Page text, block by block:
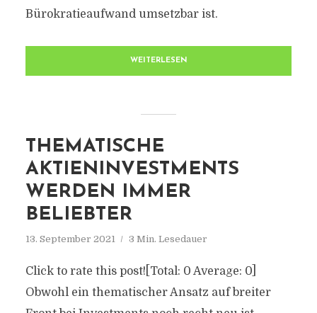
Bürokratieaufwand umsetzbar ist.
WEITERLESEN
THEMATISCHE
AKTIENINVESTMENTS
WERDEN IMMER
BELIEBTER
13. September 2021 3 Min. Lesedauer
Click to rate this post![Total: 0 Average: 0]
Obwohl ein thematischer Ansatz auf breiter